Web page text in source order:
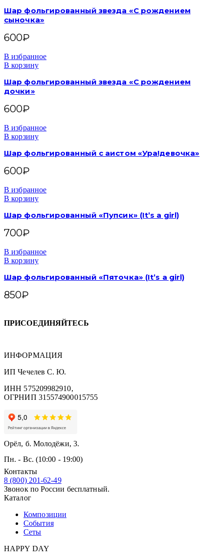
Шар фольгированный звезда «С рождением
сыночка»
600₽
В избранное
В корзину
Шар фольгированный звезда «С рождением
дочки»
600₽
В избранное
В корзину
Шар фольгированный с аистом «Ура!девочка»
600₽
В избранное
В корзину
Шар фольгированный «Пупсик» (It’s a girl)
700₽
В избранное
В корзину
Шар фольгированный «Пяточка» (It’s a girl)
850₽
ПРИСОЕДИНЯЙТЕСЬ
ИНФОРМАЦИЯ
ИП Чечелев С. Ю.
ИНН 575209982910,
ОГРНИП 315574900015755
Орёл, б. Молодёжи, 3.
Пн. - Вс. (10:00 - 19:00)
Контакты
8 (800) 201-62-49
Звонок по России бесплатный.
Каталог
Композиции
События
Сеты
HAPPY DAY